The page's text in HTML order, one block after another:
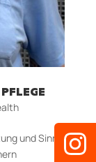
und Sinn